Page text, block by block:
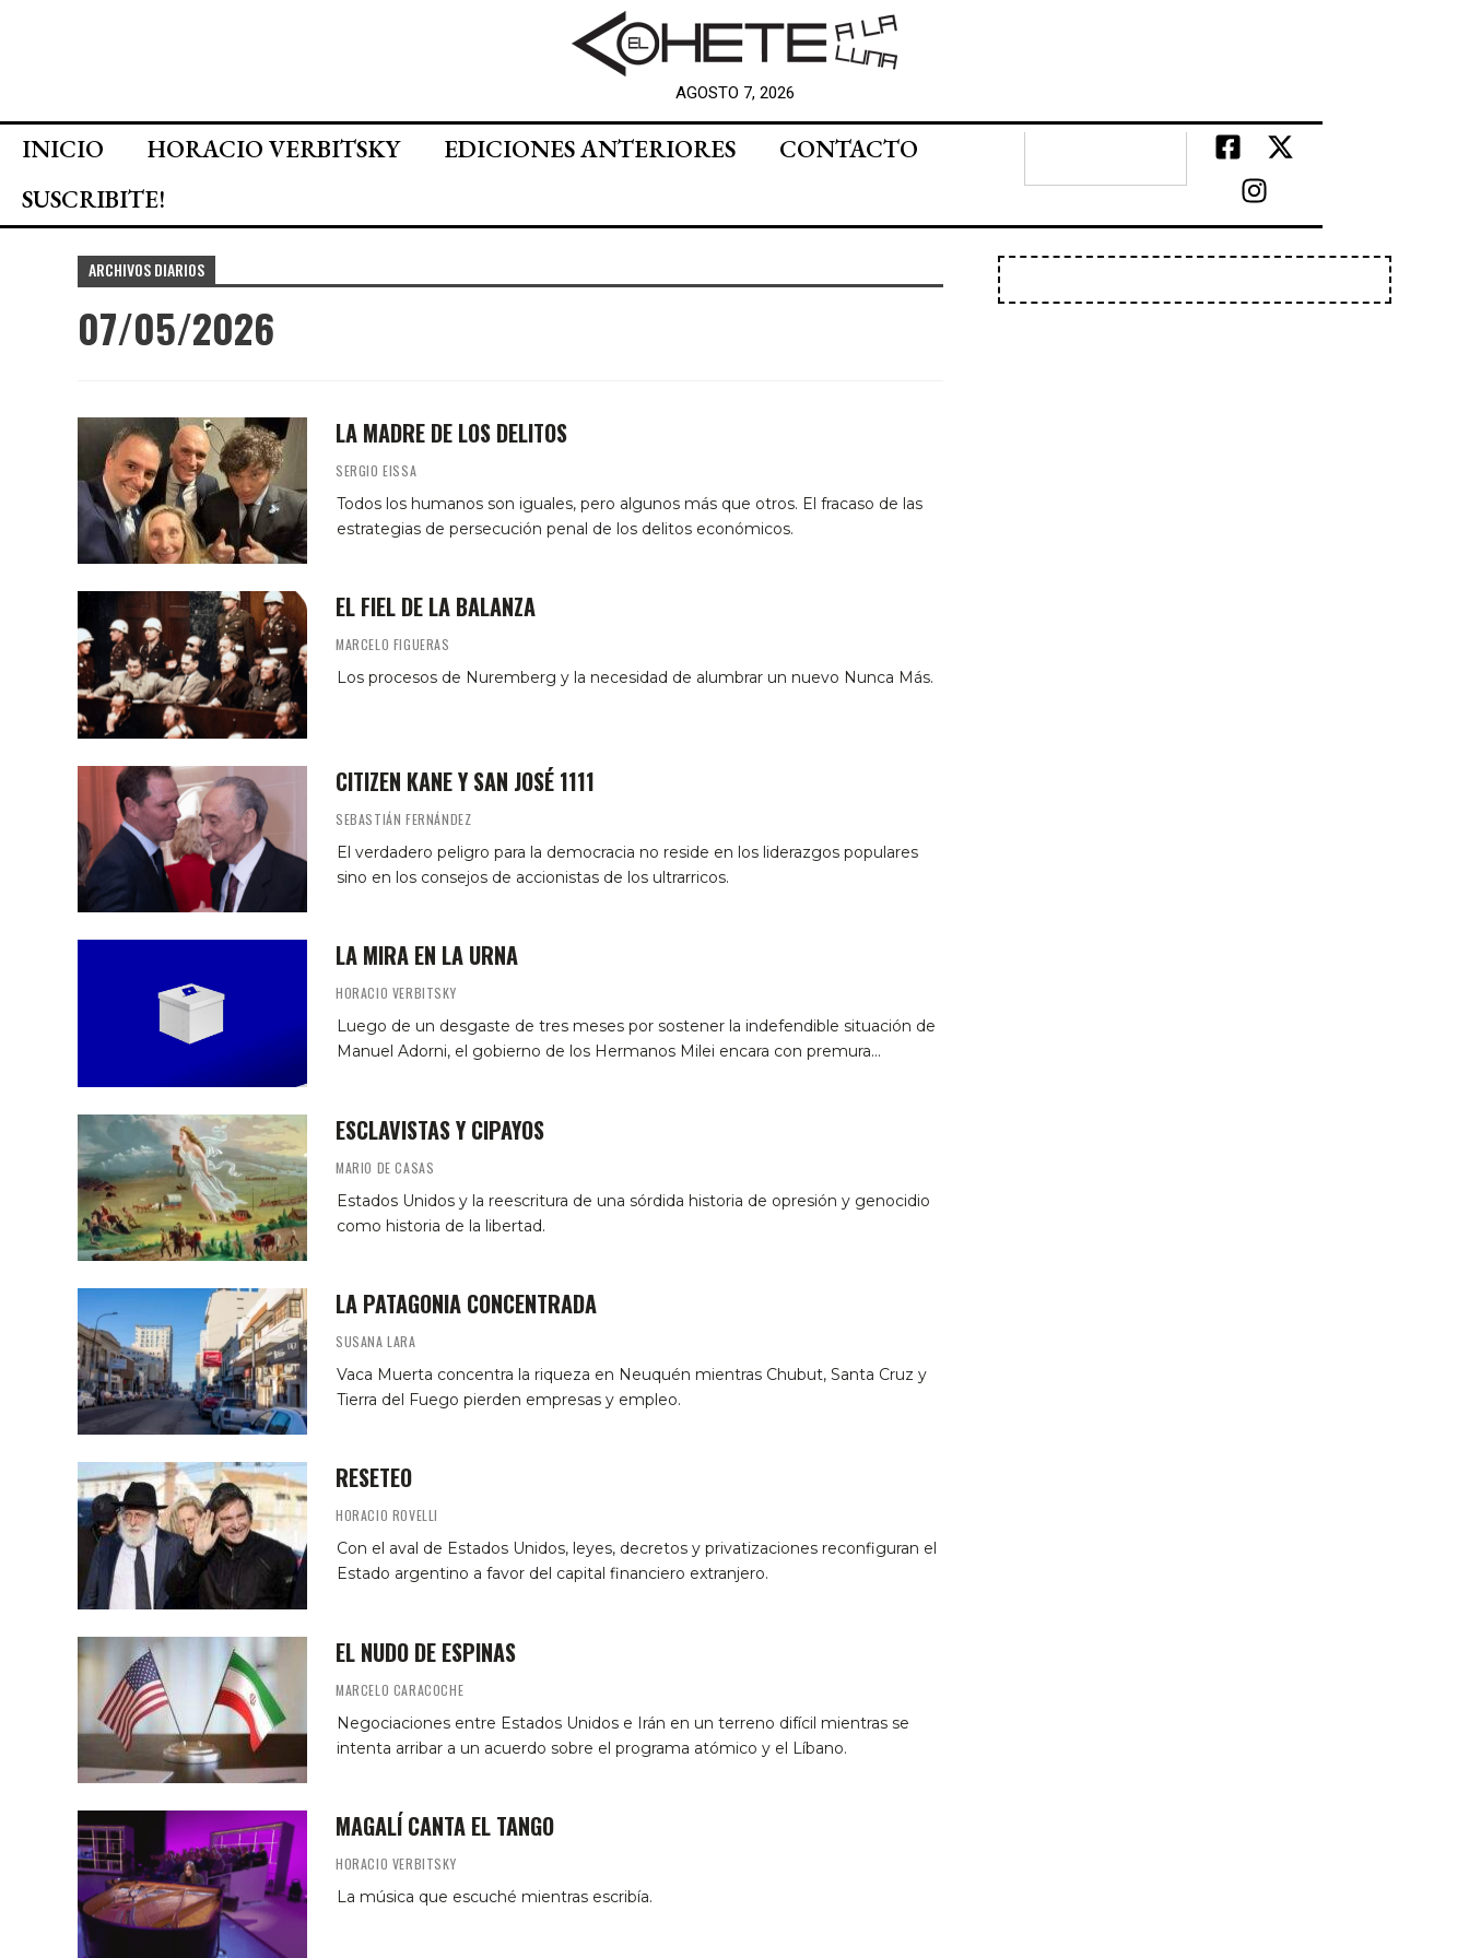
AGOSTO 7, 2026
INICIO HORACIO VERBITSKY EDICIONES ANTERIORES
CONTACTO
SUSCRIBITE!
ARCHIVOS DIARIOS
07/05/2026
LA MADRE DE LOS DELITOS
SERGIO EISSA
Todos los humanos son iguales, pero algunos más que otros. El fracaso de las
estrategias de persecución penal de los delitos económicos.
EL FIEL DE LA BALANZA
MARCELO FIGUERAS
Los procesos de Nuremberg y la necesidad de alumbrar un nuevo Nunca Más.
CITIZEN KANE Y SAN JOSÉ 1111
SEBASTIÁN FERNÁNDEZ
El verdadero peligro para la democracia no reside en los liderazgos populares
sino en los consejos de accionistas de los ultrarricos.
LA MIRA EN LA URNA
HORACIO VERBITSKY
Luego de un desgaste de tres meses por sostener la indefendible situación de
Manuel Adorni, el gobierno de los Hermanos Milei encara con premura…
ESCLAVISTAS Y CIPAYOS
MARIO DE CASAS
Estados Unidos y la reescritura de una sórdida historia de opresión y genocidio
como historia de la libertad.
LA PATAGONIA CONCENTRADA
SUSANA LARA
Vaca Muerta concentra la riqueza en Neuquén mientras Chubut, Santa Cruz y
Tierra del Fuego pierden empresas y empleo.
RESETEO
HORACIO ROVELLI
Con el aval de Estados Unidos, leyes, decretos y privatizaciones reconfiguran el
Estado argentino a favor del capital financiero extranjero.
EL NUDO DE ESPINAS
MARCELO CARACOCHE
Negociaciones entre Estados Unidos e Irán en un terreno difícil mientras se
intenta arribar a un acuerdo sobre el programa atómico y el Líbano.
MAGALÍ CANTA EL TANGO
HORACIO VERBITSKY
La música que escuché mientras escribía.